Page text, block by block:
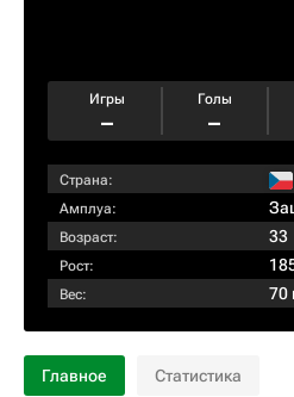
Игры
–
Голы
–
Страна:
Амплуа:
Возраст: 33
Рост:
Вес: 70
Главное Статистика